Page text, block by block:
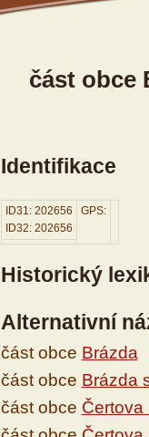
část obce
Identifikace
ID31: 202656
ID32: 202656
GPS:
Historický
Alternativní
část obce Brázda
část obce Brázda
část obce Čertova